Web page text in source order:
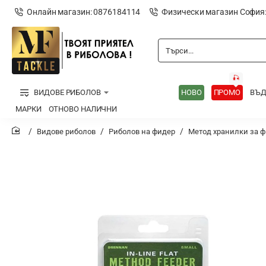
Онлайн магазин: 0876184114 Физически магазин
Търси...
ВИДОВЕ РИБОЛОВ НОВО ПРОМО
🎣
МАРКИ
ОТНОВО НАЛИЧНИ
Видове риболов Риболов на фидер Метод хранилки за